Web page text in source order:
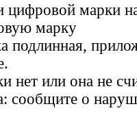
цифровой марки
марку
подлинная,
нет или она не
сообщите о